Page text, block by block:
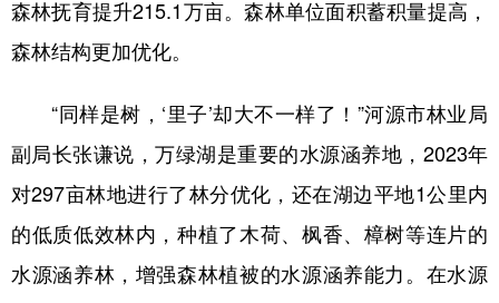
森林抚育提升215.1万亩。森林单位面积蓄积量提高，
森林结构更加优化。
“同样是树，‘里子’却大不一样了！”河源市林业局
副局长张谦说，万绿湖是重要的水源涵养地，2023年
对297亩林地进行了林分优化，还在湖边平地1公里内
的低质低效林内，种植了木荷、枫香、樟树等连片的
水源涵养林，增强森林植被的水源涵养能力。在水源